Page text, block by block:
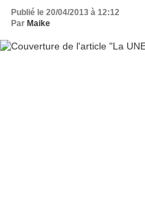
Publié le 20/04/2013 à 12:12
Par Maike